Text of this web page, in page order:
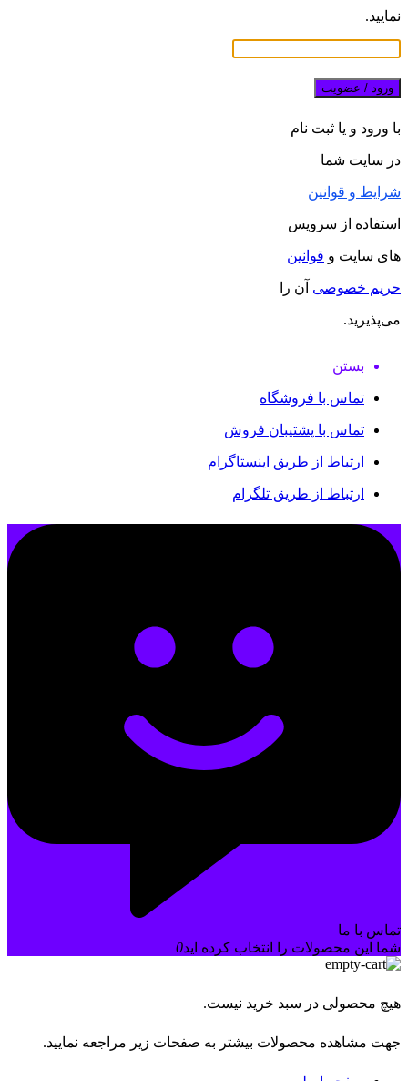
نمایید.
ورود / عضویت
با ورود و یا ثبت نام
در سایت شما
شرایط و قوانین
استفاده از سرویس
های سایت و قوانین
حریم خصوصی آن را
می‌پذیرید.
بستن
تماس با فروشگاه
تماس با پشتیبان فروش
ارتباط از طریق اینستاگرام
ارتباط از طریق تلگرام
تماس با ما
شما این محصولات را انتخاب کرده اید0
هیچ محصولی در سبد خرید نیست.
جهت مشاهده محصولات بیشتر به صفحات زیر مراجعه نمایید.